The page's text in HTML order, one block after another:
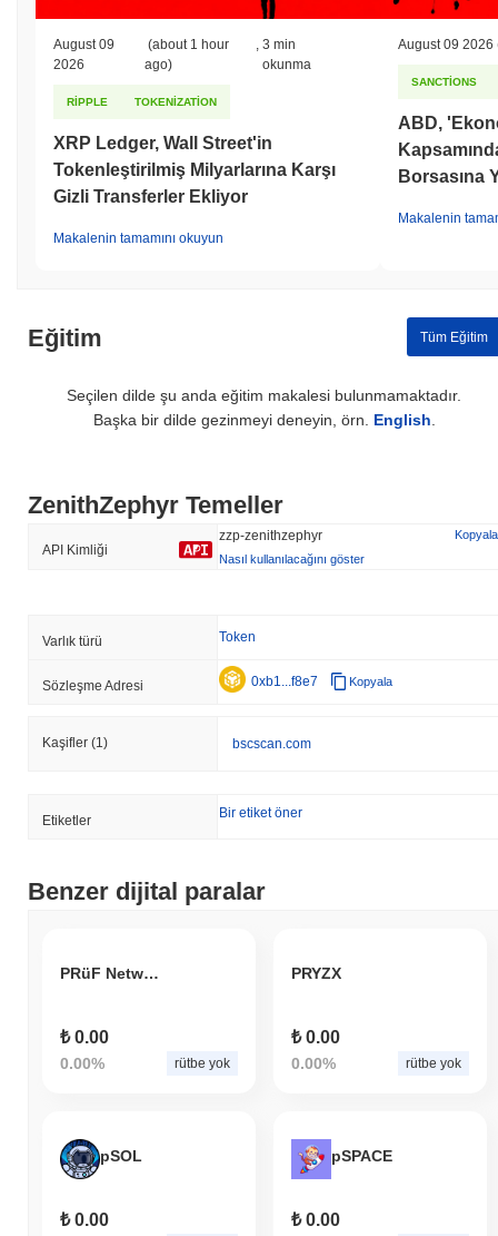
August 09
2026
(about 1 hour
ago)
,3 min
okunma
RIPPLE TOKENIZATION
XRP Ledger, Wall Street'in
Tokenleştirilmiş Milyarlarına Karşı
Gizli Transferler Ekliyor
Makalenin tamamını okuyun
August 09 2026
SANCTIONS
ABD,
Borsasına
Makalenin
Eğitim Tüm Eğitim
Seçilen dilde şu anda eğitim makalesi bulunmamaktadır.
Başka bir dilde gezinmeyi deneyin, örn. English.
ZenithZephyr Temeller
API Kimliği
zzp-zenithzephyr
Kopyala
Nasıl kullanılacağını göster
Varlık türü Token
Sözleşme Adresi 0xb1...f8e7 Kopyala
Kaşifler (1) bscscan.com
Etiketler Bir etiket öner
Benzer dijital paralar
PRüF Network
₺ 0.00
0.00% rütbe yok
PRYZX
₺ 0.00
0.00% rütbe yok
pSOL
₺ 0.00
pSPACE
₺ 0.00